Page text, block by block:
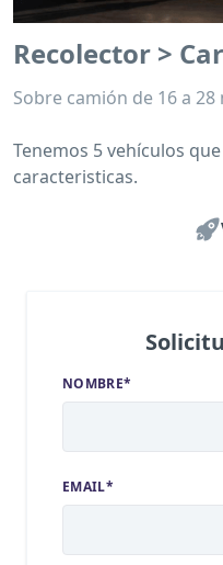
Recolector >
Sobre camión de 16 a 28
Tenemos 5 vehículos
caracteristicas.
NOMBRE*
EMAIL*